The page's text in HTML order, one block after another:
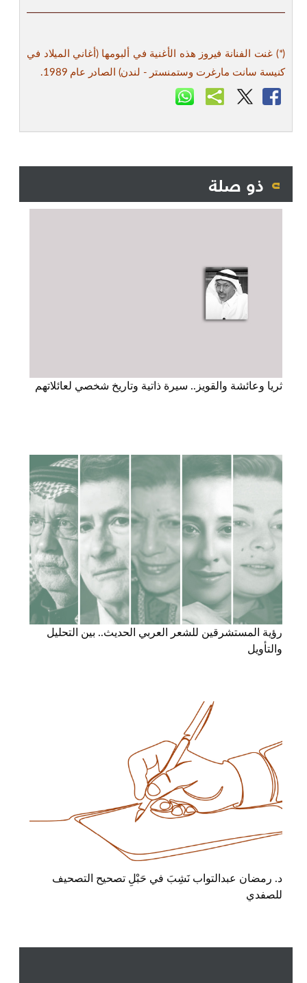
(*) غنت الفنانة فيروز هذه الأغنية في ألبومها (أغاني الميلاد في
كنيسة سانت مارغرت وستمنستر - لندن) الصادر عام 1989.
ذو صلة
ثريا وعائشة والقويز.. سيرة ذاتية وتاريخ شخصي لعائلاتهم
رؤية المستشرقين للشعر العربي الحديث.. بين التحليل
والتأويل
د. رمضان عبدالتواب نَشِبَ في حَبْلِ تصحيح التصحيف
للصفدي